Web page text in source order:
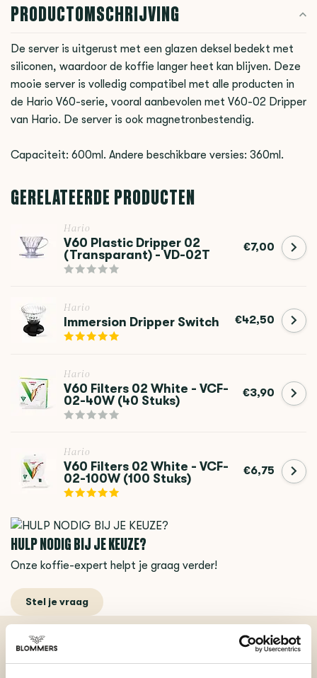
PRODUCTOMSCHRIJVING
De server is uitgerust met een glazen deksel bedekt met
siliconen, waardoor de koffie langer heet kan blijven. Deze
mooie server is volledig compatibel met alle producten in
de Hario V60-serie, vooral aanbevolen met V60-02 Dripper
van Hario. De server is ook magnetronbestendig.
Capaciteit: 600ml. Andere beschikbare versies: 360ml.
GERELATEERDE PRODUCTEN
Hario
V60 Plastic Dripper 02
(Transparant) - VD-02T
€7,00
Hario
Immersion Dripper Switch €42,50
Hario
V60 Filters 02 White - VCF-
02-40W (40 Stuks)
€3,90
Hario
V60 Filters 02 White - VCF-
02-100W (100 Stuks)
€6,75
HULP NODIG BIJ JE KEUZE?
Onze koffie-expert helpt je graag verder!
Stel je vraag